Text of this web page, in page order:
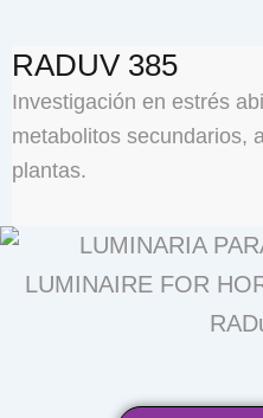
RADUV 385
Investigación en estrés
metabolitos secundarios,
plantas.